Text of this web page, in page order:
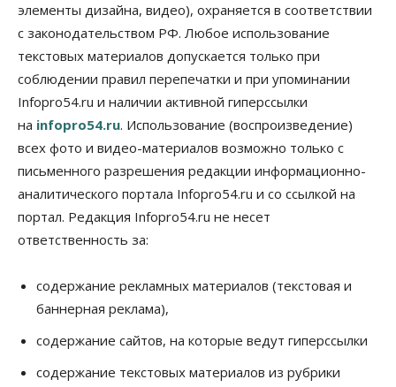
Общество
«За тех, у кого от 270 баллов,
настоящая борьба»: вузы настойчиво
обзванивают новосибирских высокобалльников
перед зачислением
06 Августа 2026, 13:00
Власть
Режим ЧС ввели в Омской области из-за засухи
06 Августа 2026, 12:15
Новосибирск готовится к визиту Владимира
Путина
Бизнес Недвижимость Общество
Росреестр назвал главные причины
06 Августа 2026, 12:00
Телекоммуникации
элементы дизайна, видео), охраняется в соответствии
с законодательством РФ. Любое использование
текстовых материалов допускается только при
соблюдении правил перепечатки и при упоминании
Infopro54.ru и наличии активной гиперссылки
на infopro54.ru. Использование (воспроизведение)
всех фото и видео-материалов возможно только с
письменного разрешения редакции информационно-
аналитического портала Infopro54.ru и со ссылкой на
портал. Редакция Infopro54.ru не несет
ответственность за:
содержание рекламных материалов (текстовая и
баннерная реклама),
содержание сайтов, на которые ведут гиперссылки
содержание текстовых материалов из рубрики